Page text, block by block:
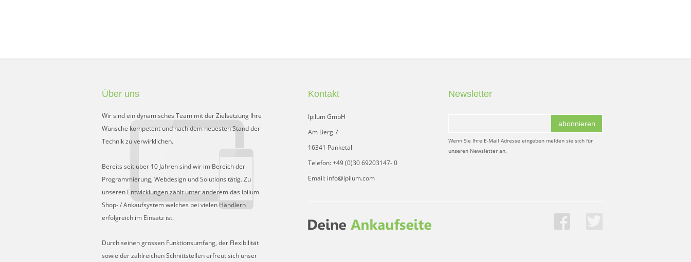
Über uns
Wir sind ein dynamisches Team mit der Zielsetzung Ihre
Wünsche kompetent und nach dem neuesten Stand der
Technik zu verwirklichen.
Bereits seit über 10 Jahren sind wir im Bereich der
Programmierung, Webdesign und Solutions tätig. Zu
unseren Entwicklungen zählt unter anderem das Ipilum
Shop- / Ankaufsystem welches bei vielen Händlern
erfolgreich im Einsatz ist.
Durch seinen grossen Funktionsumfang, der Flexibilität
sowie der zahlreichen Schnittstellen erfreut sich unser
Kontakt
Ipilum GmbH
Am Berg 7
16341 Panketal
Telefon: +49 (0)30 69203147- 0
Email: info@ipilum.com
Newsletter
abonnieren
Wenn Sie Ihre E-Mail Adresse eingeben melden sie sich für
unseren Newsletter an.